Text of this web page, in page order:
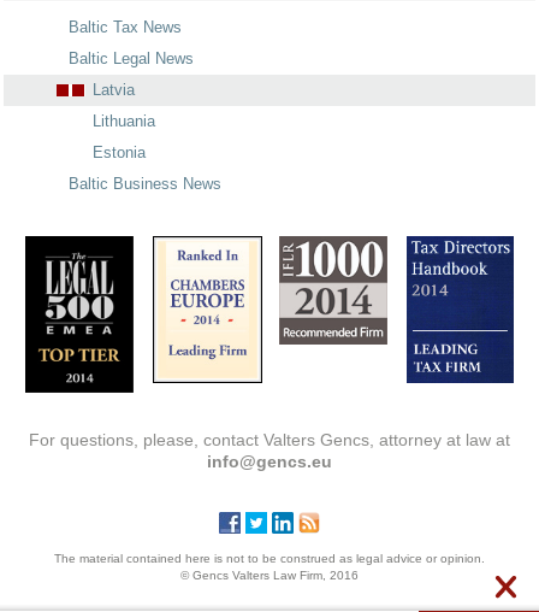
Baltic Tax News
Baltic Legal News
Latvia
Lithuania
Estonia
Baltic Business News
For questions, please, contact Valters Gencs, attorney at law at
info@gencs.eu
The material contained here is not to be construed as legal advice or opinion.
© Gencs Valters Law Firm, 2016